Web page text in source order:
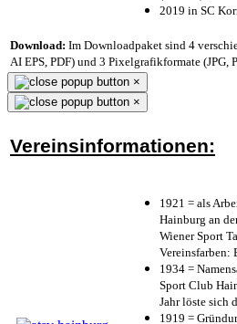
2019 in SC
Download: Im Downloadpaket sind 4
AI EPS, PDF) und 3 Pixelgrafikformate (JPG,
×
×
Vereinsinformationen:
1921 = als
Hainburg an
Wiener Sport
Vereinsfarben:
1934 =
Sport Club
Jahr löste sich
1919 =